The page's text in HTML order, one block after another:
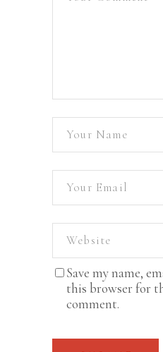
Save my name,
this browser for
comment.